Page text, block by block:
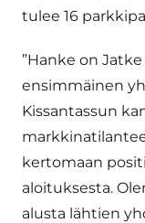
tulee 16
”Hanke on
ensimmäinen
Kissantassun
kertomaan
aloituksesta.
alusta lähtien